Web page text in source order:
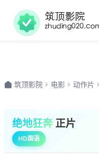
筑顶影院 电影 动作片
绝地狂奔 正片
HD国语